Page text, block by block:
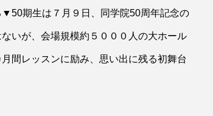
期生は７月９日、同学院50周年記念の
いが、会場規模約５０００人の大ホール
間レッスンに励み、思い出に残る初舞台